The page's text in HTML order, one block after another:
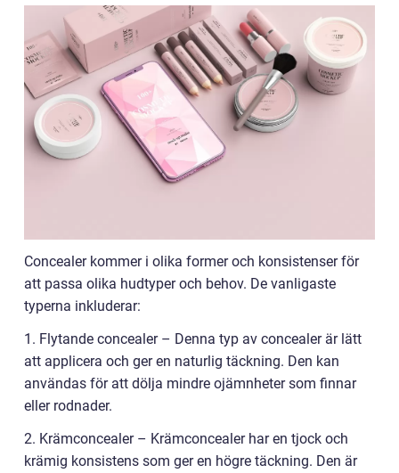
Concealer kommer i olika former och konsistenser för
att passa olika hudtyper och behov. De vanligaste
typerna inkluderar:
1. Flytande concealer – Denna typ av concealer är lätt
att applicera och ger en naturlig täckning. Den kan
användas för att dölja mindre ojämnheter som finnar
eller rodnader.
2. Krämconcealer – Krämconcealer har en tjock och
krämig konsistens som ger en högre täckning. Den är